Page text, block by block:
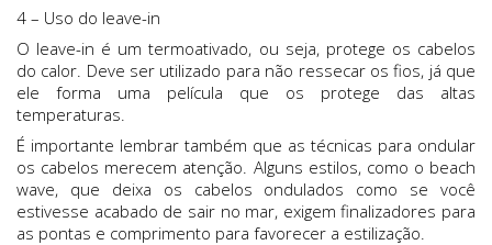
4 – Uso do leave-in
O leave-in é um termoativado, ou seja, protege os cabelos
do calor. Deve ser utilizado para não ressecar os fios, já que
ele forma uma película que os protege das altas
temperaturas.
É importante lembrar também que as técnicas para ondular
os cabelos merecem atenção. Alguns estilos, como o beach
wave, que deixa os cabelos ondulados como se você
estivesse acabado de sair no mar, exigem finalizadores para
as pontas e comprimento para favorecer a estilização.